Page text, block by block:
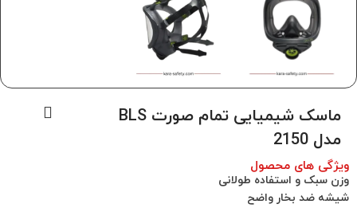
ماسک شیمیایی تمام صورت BLS
مدل 2150
ویژگی های محصول
وزن سبک و استفاده طولانی
شیشه ضد بخار واضح